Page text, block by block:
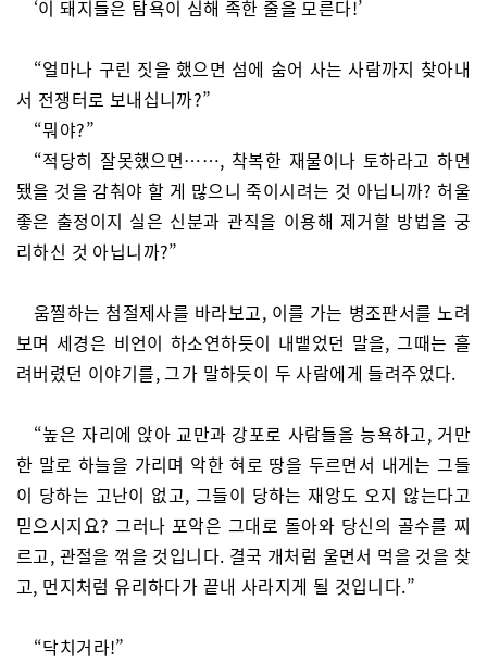
‘이 돼지들은 탐욕이 심해 족한 줄을 모른다!’
“얼마나 구린 짓을 했으면 섬에 숨어 사는 사람까지 찾아내
서 전쟁터로 보내십니까?”
“뭐야?”
“적당히 잘못했으면……, 착복한 재물이나 토하라고 하면
됐을 것을 감춰야 할 게 많으니 죽이시려는 것 아닙니까? 허울
좋은 출정이지 실은 신분과 관직을 이용해 제거할 방법을 궁
리하신 것 아닙니까?”
움찔하는 첨절제사를 바라보고, 이를 가는 병조판서를 노려
보며 세경은 비언이 하소연하듯이 내뱉었던 말을, 그때는 흘
려버렸던 이야기를, 그가 말하듯이 두 사람에게 들려주었다.
“높은 자리에 앉아 교만과 강포로 사람들을 능욕하고, 거만
한 말로 하늘을 가리며 악한 혀로 땅을 두르면서 내게는 그들
이 당하는 고난이 없고, 그들이 당하는 재앙도 오지 않는다고
믿으시지요? 그러나 포악은 그대로 돌아와 당신의 골수를 찌
르고, 관절을 꺾을 것입니다. 결국 개처럼 울면서 먹을 것을 찾
고, 먼지처럼 유리하다가 끝내 사라지게 될 것입니다.”
“닥치거라!”